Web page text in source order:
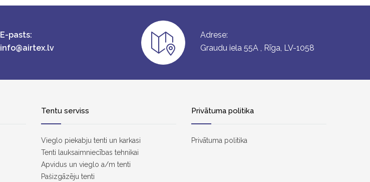
E-pasts:
info@airtex.lv
Adrese:
Graudu iela 55A , Rīga, LV-1058
Tentu serviss
Vieglo piekabju tenti un karkasi
Tenti lauksaimniecības tehnikai
Apvidus un vieglo a/m tenti
Pašizgāzēju tenti
Privātuma politika
Privātuma politika